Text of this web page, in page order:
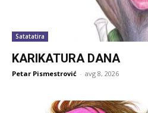
Satatatira
KARIKATURA DANA
Petar Pismestrović - avg 8, 2026